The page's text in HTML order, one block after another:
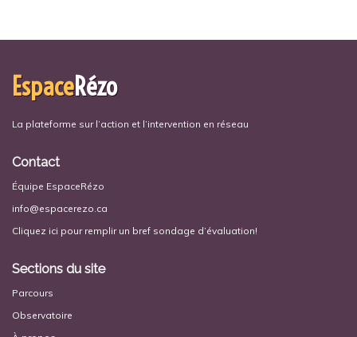
EspaceRézo
La plateforme sur l’action et l’intervention en réseau
Contact
Équipe EspaceRézo
info@espacerezo.ca
Cliquez ici pour remplir un bref sondage d’évaluation!
Sections du site
Parcours
Observatoire